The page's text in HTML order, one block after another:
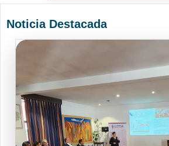
Noticia Destacada